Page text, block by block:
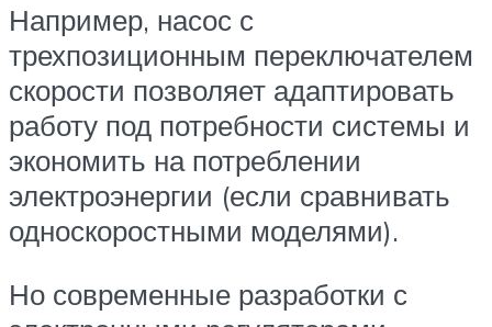
Например, насос с
трехпозиционным переключателем
скорости позволяет адаптировать
работу под потребности системы и
экономить на потреблении
электроэнергии (если сравнивать
односкоростными моделями).
Но современные разработки с